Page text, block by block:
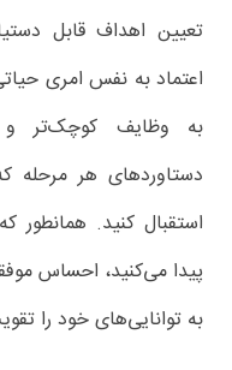
تعیین اهداف قابل
اعتماد به نفس امری
به وظایف کوچک‌تر و
دستاوردهای هر
استقبال کنید.
پیدا می‌کنید، احساس
به توانایی‌های خود را